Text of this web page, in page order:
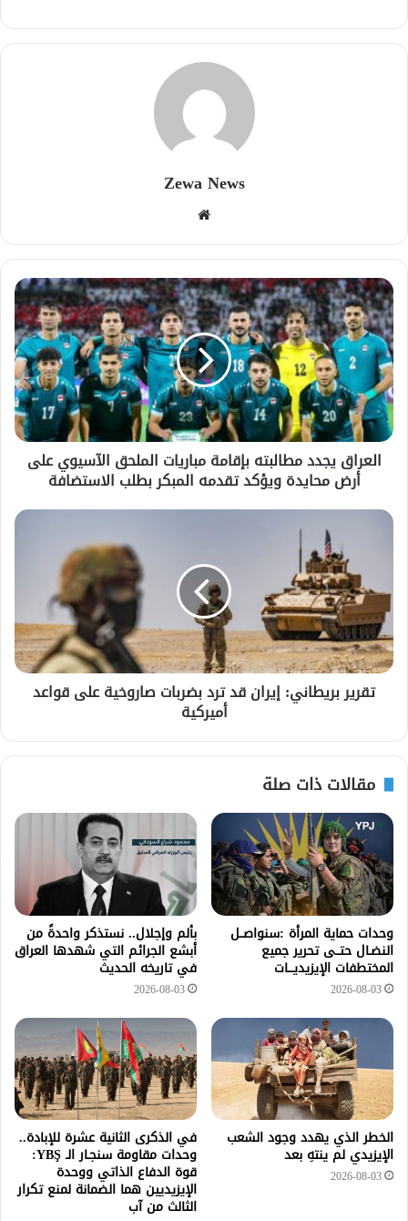
Zewa News
العراق يجدد مطالبته بإقامة مباريات الملحق الآسيوي على
أرض محايدة ويؤكد تقدمه المبكر بطلب الاستضافة
تقرير بريطاني: إيران قد ترد بضربات صاروخية على قواعد
أميركية
مقالات ذات صلة
وحدات حماية المرأة :سنواصــل
النضـال حتــى تحرير جميع
المختطفات الإيزيديـــات
2026-08-03
بألم وإجلال.. نستذكر واحدةً من
أبشع الجرائم التي شهدها العراق
في تاريخه الحديث
2026-08-03
الخطر الذي يهدد وجود الشعب
الإيزيدي لم ينتهِ بعد
2026-08-03
في الذكرى الثانية عشرة للإبادة..
وحدات مقاومة سنجـار الـ YBŞ:
قوة الدفاع الذاتي ووحدة
الإيزيديين هما الضمانة لمنع تكرار
الثالث من آب